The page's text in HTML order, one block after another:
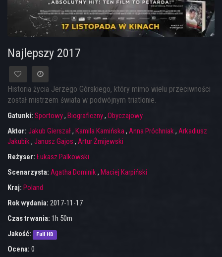
Najlepszy 2017
Historia życia Jerzego Górskiego, który mimo wielu przeciwności
został mistrzem świata w podwójnym triatlonie.
Gatunki: Sportowy, Biograficzny, Obyczajowy
Aktor: Jakub Gierszał, Kamila Kamińska, Anna Próchniak, Arkadiusz
Jakubik, Janusz Gajos , Artur Żmijewski
Reżyser: Łukasz Palkowski
Scenarzysta: Agatha Dominik, Maciej Karpiński
Kraj: Poland
Rok wydania: 2017-11-17
Czas trwania: 1h 50m
Jakość:
Full HD
Ocena: 0